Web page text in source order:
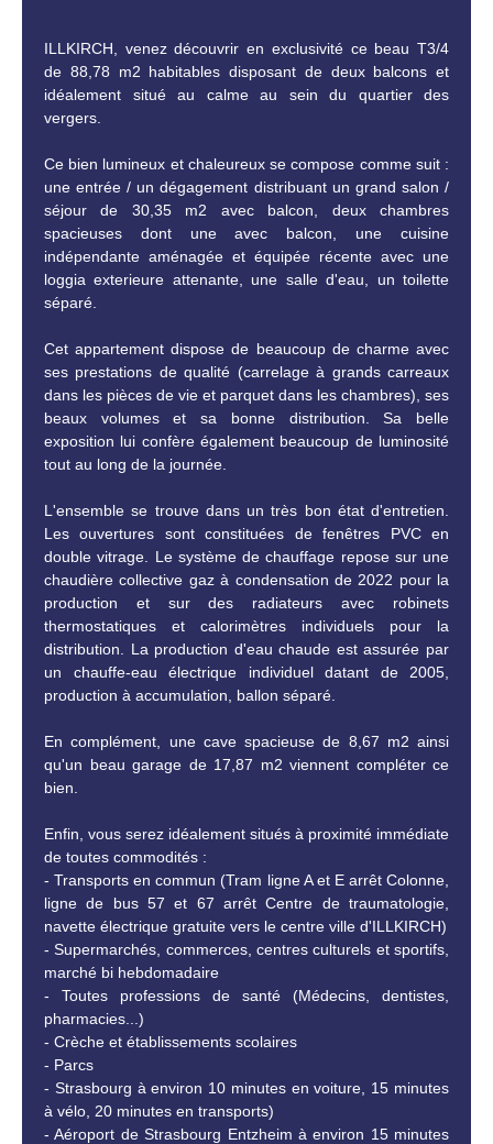
ILLKIRCH, venez découvrir en exclusivité ce beau T3/4
de 88,78 m2 habitables disposant de deux balcons et
idéalement situé au calme au sein du quartier des
vergers.
Ce bien lumineux et chaleureux se compose comme suit :
une entrée / un dégagement distribuant un grand salon /
séjour de 30,35 m2 avec balcon, deux chambres
spacieuses dont une avec balcon, une cuisine
indépendante aménagée et équipée récente avec une
loggia exterieure attenante, une salle d'eau, un toilette
séparé.
Cet appartement dispose de beaucoup de charme avec
ses prestations de qualité (carrelage à grands carreaux
dans les pièces de vie et parquet dans les chambres), ses
beaux volumes et sa bonne distribution. Sa belle
exposition lui confère également beaucoup de luminosité
tout au long de la journée.
L'ensemble se trouve dans un très bon état d'entretien.
Les ouvertures sont constituées de fenêtres PVC en
double vitrage. Le système de chauffage repose sur une
chaudière collective gaz à condensation de 2022 pour la
production et sur des radiateurs avec robinets
thermostatiques et calorimètres individuels pour la
distribution. La production d'eau chaude est assurée par
un chauffe-eau électrique individuel datant de 2005,
production à accumulation, ballon séparé.
En complément, une cave spacieuse de 8,67 m2 ainsi
qu'un beau garage de 17,87 m2 viennent compléter ce
bien.
Enfin, vous serez idéalement situés à proximité immédiate
de toutes commodités :
- Transports en commun (Tram ligne A et E arrêt Colonne,
ligne de bus 57 et 67 arrêt Centre de traumatologie,
navette électrique gratuite vers le centre ville d'ILLKIRCH)
- Supermarchés, commerces, centres culturels et sportifs,
marché bi hebdomadaire
- Toutes professions de santé (Médecins, dentistes,
pharmacies...)
- Crèche et établissements scolaires
- Parcs
- Strasbourg à environ 10 minutes en voiture, 15 minutes
à vélo, 20 minutes en transports)
- Aéroport de Strasbourg Entzheim à environ 15 minutes